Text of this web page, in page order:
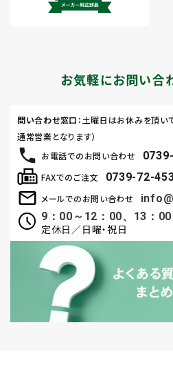
お気軽にお問い合
お電話でのお問い合わせ
メールでのお問い合わせ
9：00～12：00、13：
定休日／日曜・祝日
FAXでのご注文 0739-72-
問い合わせ窓口 ：土曜日はお休みを頂い
通常営業となります）